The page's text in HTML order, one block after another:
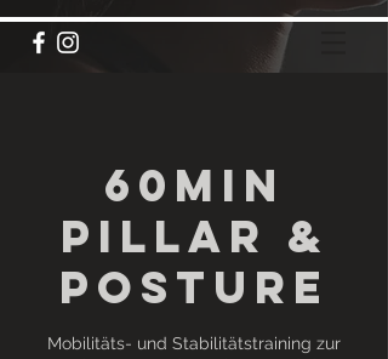
60min
Pillar &
Posture
Mobilitäts- und Stabilitätstraining zur